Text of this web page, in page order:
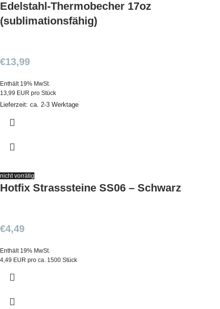
Edelstahl-Thermobecher 17oz
(sublimationsfähig)
€13,99
Enthält 19% MwSt.
13,99 EUR pro Stück
Lieferzeit: ca. 2-3 Werktage
nicht vorrätig
Hotfix Strasssteine SS06 – Schwarz
€4,49
Enthält 19% MwSt.
4,49 EUR pro ca. 1500 Stück